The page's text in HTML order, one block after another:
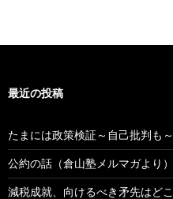
最近の投稿
たまには政策検証～自己批判も
公約の話（倉山塾メルマガより）
減税成就、向けるべき矛先はど